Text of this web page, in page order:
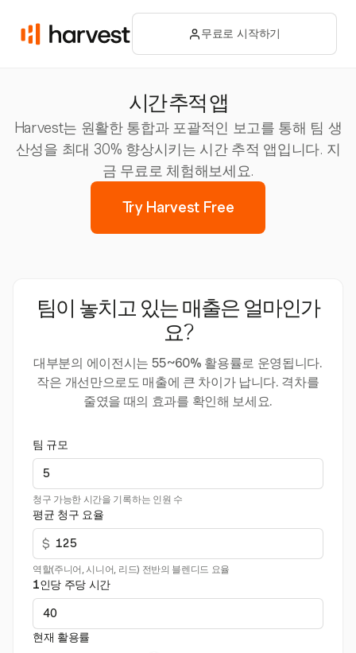
무료로 시작하기
시간 추적 앱
Harvest는 원활한 통합과 포괄적인 보고를 통해 팀 생
산성을 최대 30% 향상시키는 시간 추적 앱입니다. 지
금 무료로 체험해보세요.
Try Harvest Free
팀이 놓치고 있는 매출은 얼마인가
요?
대부분의 에이전시는 55~60% 활용률로 운영됩니다.
작은 개선만으로도 매출에 큰 차이가 납니다. 격차를
줄였을 때의 효과를 확인해 보세요.
팀 규모
청구 가능한 시간을 기록하는 인원 수
평균 청구 요율
$
역할(주니어, 시니어, 리드) 전반의 블렌디드 요율
1인당 주당 시간
현재 활용률